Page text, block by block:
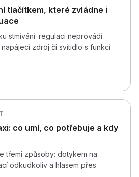
tlačítkem, které zvládne i
stmívání: regulaci neprovádí
zdroj či svítidlo s funkcí
co umí, co potřebuje a kdy
třemi způsoby: dotykem na
odkudkoliv a hlasem přes